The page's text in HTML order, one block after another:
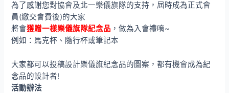
為了感謝您對協會及北一樂儀旗隊的支持，屆時成為正式會
員(繳交會費後)的大家
將會獲贈一樣樂儀旗隊紀念品 ，做為入會禮唷~
例如：馬克杯、隨行杯或筆記本
大家都可以投稿設計樂儀旗紀念品的圖案，都有機會成為紀
念品的設計者!
活動辦法